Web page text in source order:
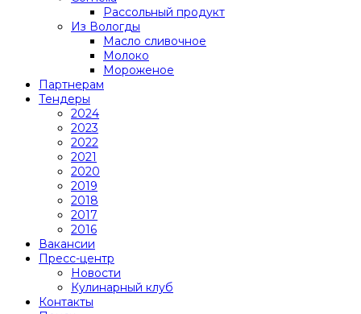
Рассольный продукт
Из Вологды
Масло сливочное
Молоко
Мороженое
Партнерам
Тендеры
2024
2023
2022
2021
2020
2019
2018
2017
2016
Вакансии
Пресс-центр
Новости
Кулинарный клуб
Контакты